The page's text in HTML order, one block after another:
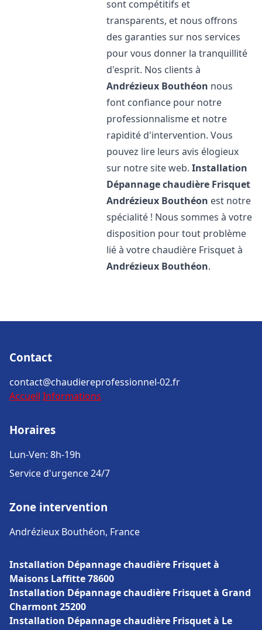
sont compétitifs et
transparents, et nous offrons
des garanties sur nos services
pour vous donner la tranquillité
d'esprit. Nos clients à
Andrézieux Bouthéon nous
font confiance pour notre
professionnalisme et notre
rapidité d'intervention. Vous
pouvez lire leurs avis élogieux
sur notre site web.Installation
Dépannage chaudière Frisquet
Andrézieux Bouthéon est notre
spécialité ! Nous sommes à votre
disposition pour tout problème
lié à votre chaudière Frisquet à
Andrézieux Bouthéon.
Contact
contact@chaudiereprofessionnel-02.fr
Accueil Informations
Horaires
Lun-Ven: 8h-19h
Service d'urgence 24/7
Zone intervention
Andrézieux Bouthéon, France
Installation Dépannage chaudière Frisquet à
Maisons Laffitte 78600
Installation Dépannage chaudière Frisquet à Grand
Charmont 25200
Installation Dépannage chaudière Frisquet à Le